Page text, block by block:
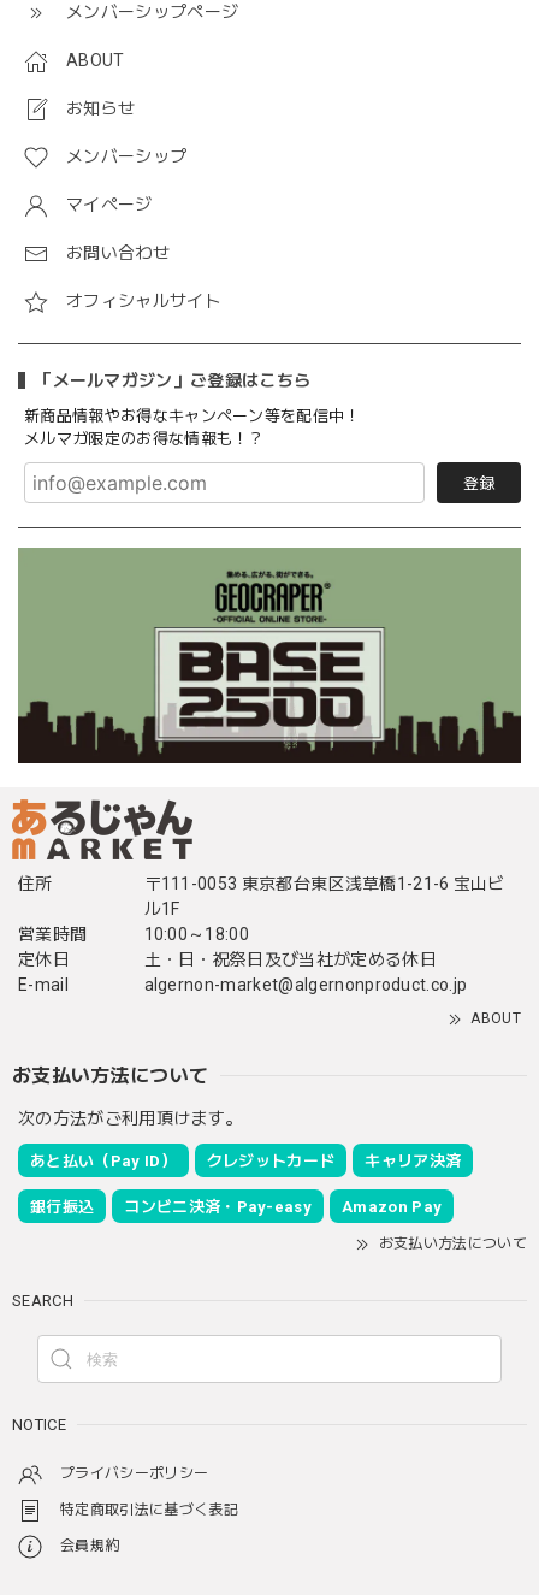
メンバーシップページ
ABOUT
お知らせ
メンバーシップ
マイページ
お問い合わせ
オフィシャルサイト
「メールマガジン」ご登録はこちら
新商品情報やお得なキャンペーン等を配信中！
メルマガ限定のお得な情報も！？
登録
住所
〒111-0053 東京都台東区浅草橋1-21-6 宝山ビ
ル1F
営業時間
10:00～18:00
定休日
土・日・祝祭日及び当社が定める休日
E-mail
algernon-market@algernonproduct.co.jp
ABOUT
お支払い方法について
次の方法がご利用頂けます。
あと払い（Pay ID） クレジットカード キャリア決済
銀行振込 コンビニ決済・Pay-easy Amazon Pay
お支払い方法について
SEARCH
NOTICE
プライバシーポリシー
特定商取引法に基づく表記
会員規約